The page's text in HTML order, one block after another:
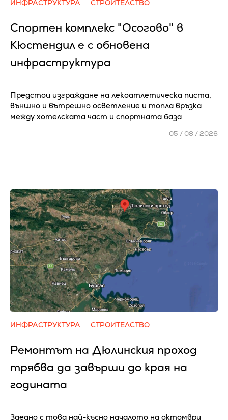
ИНФРАСТРУКТУРА СТРОИТЕЛСТВО
Спортен комплекс "Осогово" в
Кюстендил е с обновена
инфраструктура
Предстои изграждане на лекоатлетическа писта,
външно и вътрешно осветление и топла връзка
между хотелската част и спортната база
05 / 08 / 2026
ИНФРАСТРУКТУРА СТРОИТЕЛСТВО
Ремонтът на Дюлинския проход
трябва да завърши до края на
годината
Заедно с това най-късно началото на октомври